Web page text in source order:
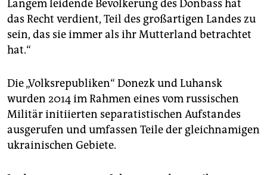
Langem leidende Bevölkerung des Donbass hat
das Recht verdient, Teil des großartigen Landes zu
sein, das sie immer als ihr Mutterland betrachtet
hat.“
Die „Volksrepubliken“ Donezk und Luhansk
wurden 2014 im Rahmen eines vom russischen
Militär initiierten separatistischen Aufstandes
ausgerufen und umfassen Teile der gleichnamigen
ukrainischen Gebiete.